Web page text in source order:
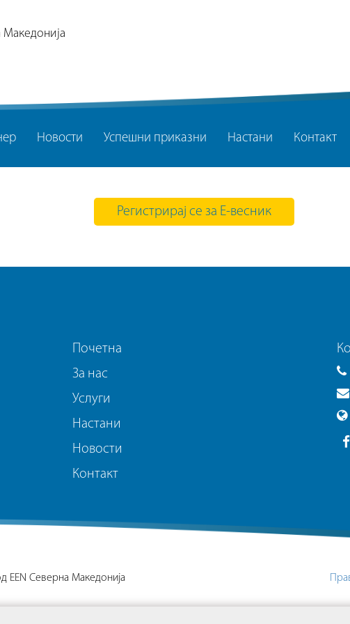
Новости Успешни приказни Настани Контакт
Регистрирај се за Е-весник
Почетна
За нас
Услуги
Настани
Новости
Контакт
EEN Северна Македонија